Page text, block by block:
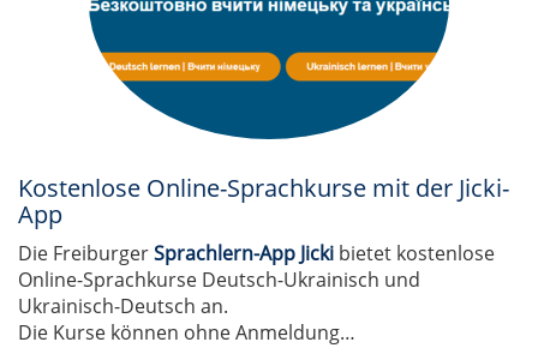
Kostenlose Online-Sprachkurse mit der Jicki-
App
Die FreiburgerSprachlern-App Jicki bietet kostenlose
Online-Sprachkurse Deutsch-Ukrainisch und
Ukrainisch-Deutsch an.
Die Kurse können ohne Anmeldung…